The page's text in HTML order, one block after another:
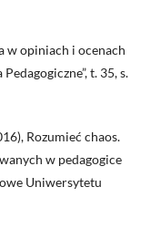
w opiniach i ocenach
t. 35, s.
Rozumieć chaos.
w pedagogice
Uniwersytetu